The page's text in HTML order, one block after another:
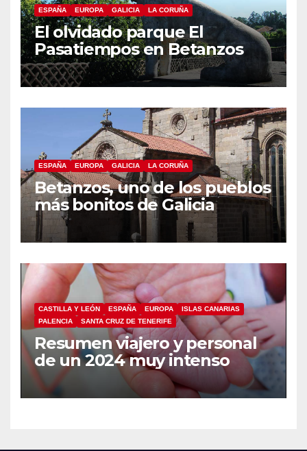
ESPAÑA EUROPA GALICIA LA CORUÑA
El olvidado parque El
Pasatiempos en Betanzos
ESPAÑA EUROPA GALICIA LA CORUÑA
Betanzos, uno de los pueblos
más bonitos de Galicia
CASTILLA Y LEÓN ESPAÑA EUROPA
ISLAS CANARIAS
PALENCIA
SANTA CRUZ DE TENERIFE
Resumen viajero y personal
de un 2024 muy intenso